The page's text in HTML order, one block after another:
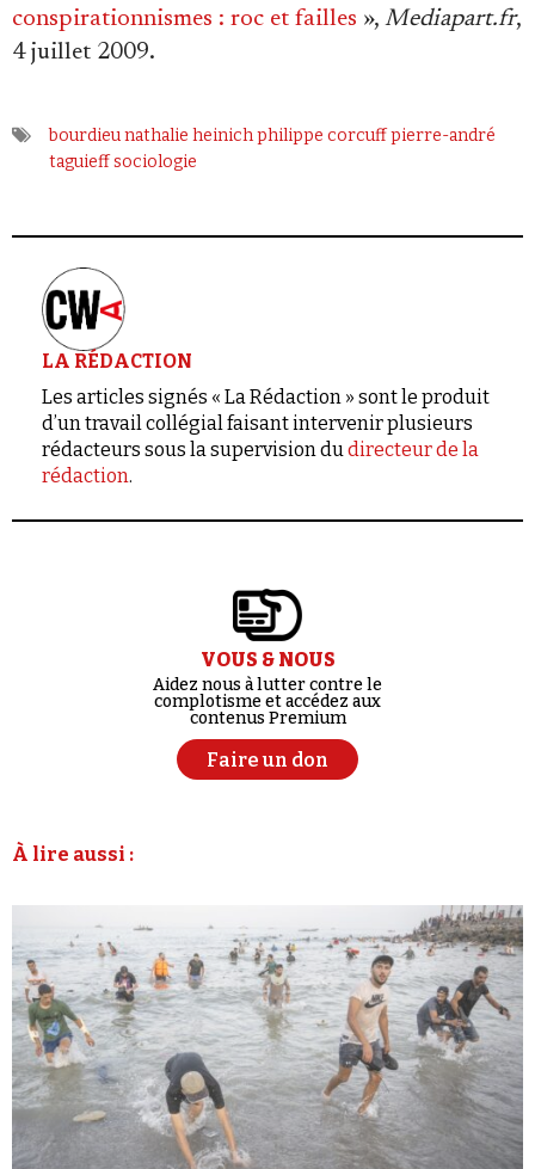
conspirationnismes : roc et failles », Mediapart.fr,
4 juillet 2009.
bourdieunathalie heinichphilippe corcuffpierre-andré
taguieffsociologie
LA RÉDACTION
Les articles signés « La Rédaction » sont le produit
d’un travail collégial faisant intervenir plusieurs
rédacteurs sous la supervision dudirecteur de la
rédaction.
VOUS & NOUS
Aidez nous à lutter contre le
complotisme et accédez aux
contenus Premium
Faire un don
À lire aussi :